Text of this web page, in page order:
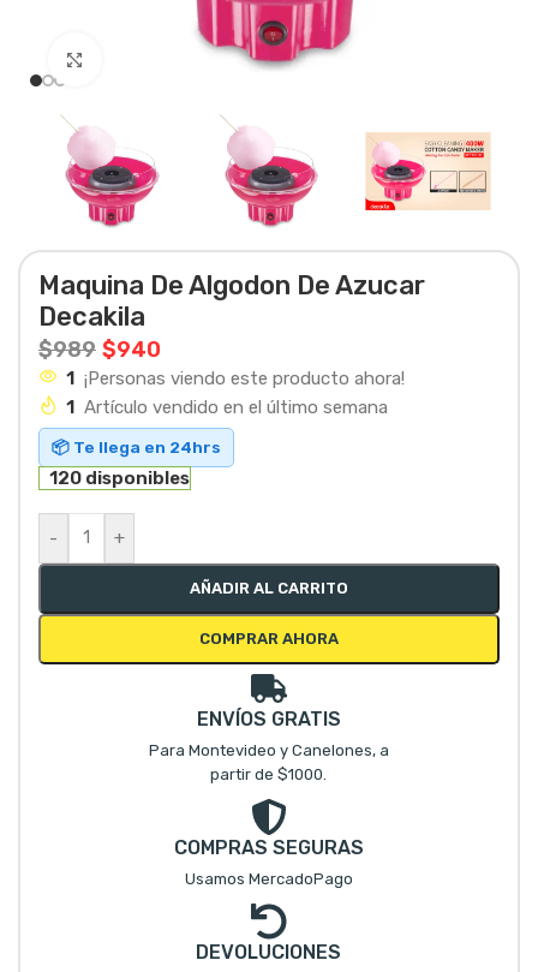
Haga clic para ampliar
Maquina De Algodon De Azucar
Decakila
$989 $940
1 ¡Personas viendo este producto ahora!
1 Artículo vendido en el último semana
📦 Te llega en 24hrs
120 disponibles
- +
AÑADIR AL CARRITO
COMPRAR AHORA
ENVÍOS GRATIS
Para Montevideo y Canelones, a
partir de $1000.
COMPRAS SEGURAS
Usamos MercadoPago
DEVOLUCIONES